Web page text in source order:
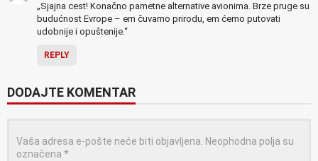
„Sjajna cest! Konačno pametne alternative avionima. Brze pruge su
budućnost Evrope – em čuvamo prirodu, em ćemo putovati
udobnije i opuštenije.“
REPLY
DODAJTE KOMENTAR
Vaša adresa e-pošte neće biti objavljena. Neophodna polja su
označena *